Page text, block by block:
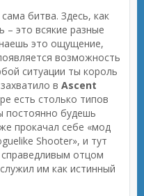
битва. Здесь, как
– это всякие разные
это ощущение,
возможность
ситуации ты король
в Ascent
есть столько типов
постоянно будешь
прокачал себе «мод
Shooter», и тут
справедливым отцом
им как истинный